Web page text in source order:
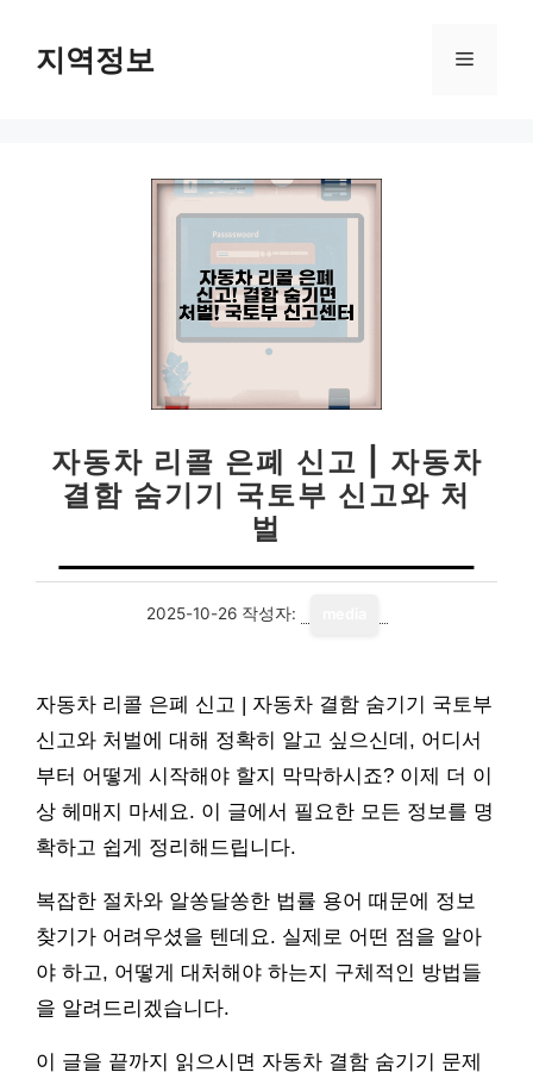
지역정보 메
자동차 리콜 은폐 신고 | 자동차
결함 숨기기 국토부 신고와 처
벌
2025-10-26 작성자:
자동차 리콜 은폐 신고 | 자동차 결함 숨기기 국토부
신고와 처벌에 대해 정확히 알고 싶으신데, 어디서
부터 어떻게 시작해야 할지 막막하시죠? 이제 더 이
상 헤매지 마세요. 이 글에서 필요한 모든 정보를 명
확하고 쉽게 정리해드립니다.
복잡한 절차와 알쏭달쏭한 법률 용어 때문에 정보
찾기가 어려우셨을 텐데요. 실제로 어떤 점을 알아
야 하고, 어떻게 대처해야 하는지 구체적인 방법들
을 알려드리겠습니다.
이 글을 끝까지 읽으시면 자동차 결함 숨기기 문제